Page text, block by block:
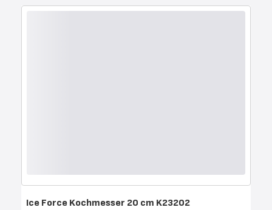
Ice Force Kochmesser 20 cm K23202
Bewertung